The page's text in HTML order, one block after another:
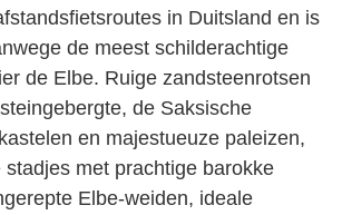
in Duitsland en is
de meest schilderachtige
de Elbe. Ruige zandsteenrotsen
de Saksische
en majestueuze paleizen,
met prachtige barokke
Elbe-weiden, ideale